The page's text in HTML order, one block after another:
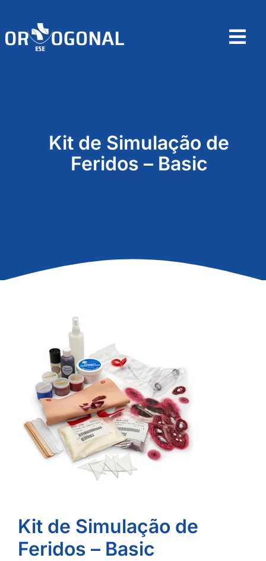
content
ProdutosKit de Simulação de
Feridos – Basic
Kit de Simulação de
Feridos – Basic